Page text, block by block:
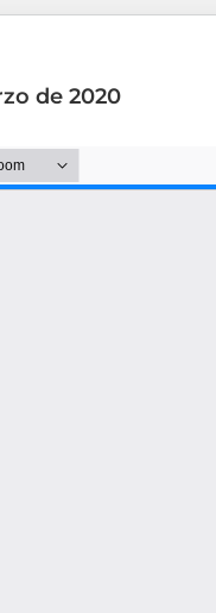
de 2020